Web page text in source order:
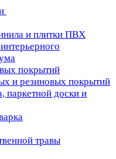
и плитки ПВХ
покрытий
и резиновых покрытий
паркетной доски и
травы